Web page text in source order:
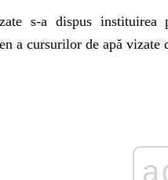
s-a dispus
a cursurilor de apă vizate